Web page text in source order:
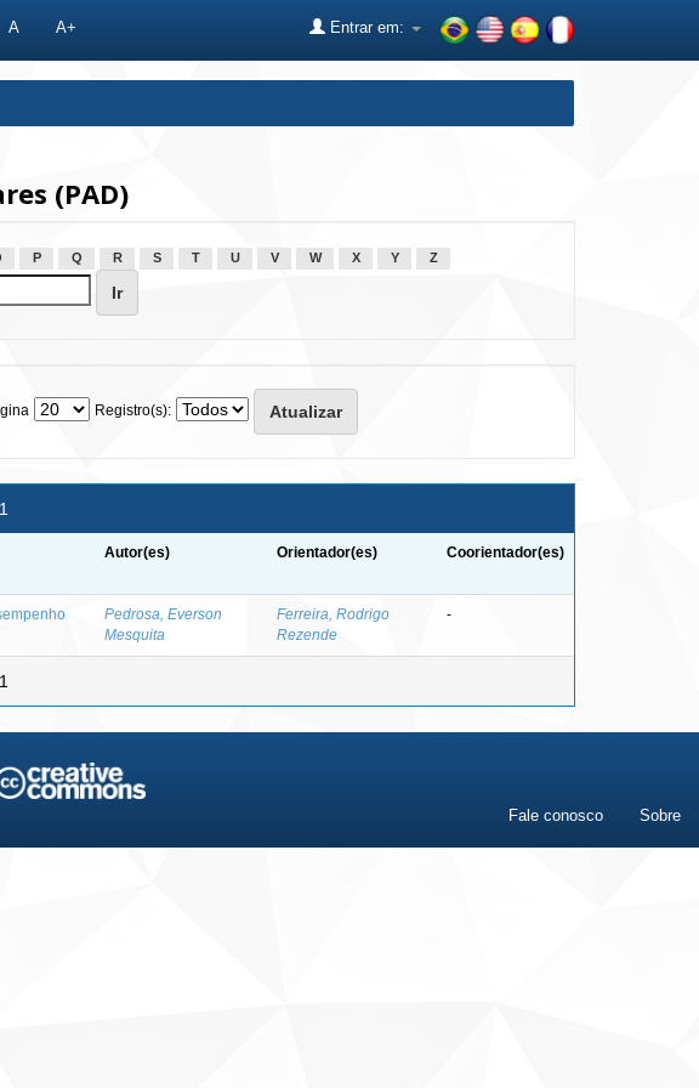
A A+ Entrar em:
(PAD)
P Q R S T U V W X Y Z
Registro(s):
Autor(es) Orientador(es) Coorientador(es)
Pedrosa, Everson
Mesquita
Ferreira, Rodrigo
Rezende
-
Fale conosco Sobre